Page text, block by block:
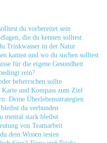
du ‍vorbereitet sein
die ⁤du⁤ kennen solltest
Trinkwasser in der Natur
⁣kannst und wo du suchen solltest
für die eigene Gesundheit
rein?
beherrschen sollte
und Kompass zum‍ Ziel
Deine Überlebensstrategien
du verbunden
mental stark bleibst
von Teamarbeit
dein Wissen ‌testen